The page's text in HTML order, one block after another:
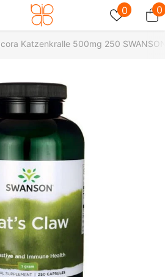
0 00
Katzenkralle 500mg 250